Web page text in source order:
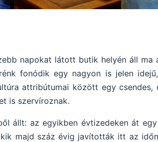
napokat látott butik helyén áll ma
fonódik egy nagyon is jelen
attribútumai között egy
is szervíroznak.
állt: az egyikben évtizedeken át
majd száz évig javították itt az